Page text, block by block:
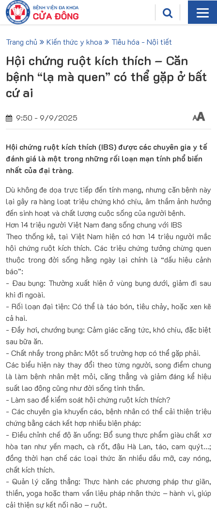
Trang chủ Kiến thức y khoa Tiêu hóa - Nội tiết
Hội chứng ruột kích thích – Căn
bệnh “lạ mà quen” có thể gặp ở bất
cứ ai
9:50 - 9/9/2025
Hội chứng ruột kích thích (IBS) được các chuyên gia y tế
đánh giá là một trong những rối loạn mạn tính phổ biến
nhất của đại tràng.
Dù không đe dọa trực tiếp đến tính mạng, nhưng căn bệnh này
lại gây ra hàng loạt triệu chứng khó chịu, âm thầm ảnh hưởng
đến sinh hoạt và chất lượng cuộc sống của người bệnh.
Hơn 14 triệu người Việt Nam đang sống chung với IBS
Theo thống kê, tại Việt Nam hiện có hơn 14 triệu người mắc
hội chứng ruột kích thích. Các triệu chứng tưởng chừng quen
thuộc trong đời sống hằng ngày lại chính là “dấu hiệu cảnh
báo”:
- Đau bụng: Thường xuất hiện ở vùng bụng dưới, giảm đi sau
khi đi ngoài.
- Rối loạn đại tiện: Có thể là táo bón, tiêu chảy, hoặc xen kẽ
cả hai.
- Đầy hơi, chướng bụng: Cảm giác căng tức, khó chịu, đặc biệt
sau bữa ăn.
- Chất nhầy trong phân: Một số trường hợp có thể gặp phải.
Các biểu hiện này thay đổi theo từng người, song điểm chung
là làm bệnh nhân mệt mỏi, căng thẳng và giảm đáng kể hiệu
suất lao động cũng như đời sống tinh thần.
- Làm sao để kiểm soát hội chứng ruột kích thích?
- Các chuyên gia khuyến cáo, bệnh nhân có thể cải thiện triệu
chứng bằng cách kết hợp nhiều biện pháp:
- Điều chỉnh chế độ ăn uống: Bổ sung thực phẩm giàu chất xơ
hòa tan như yến mạch, cà rốt, đậu Hà Lan, táo, cam quýt…;
đồng thời hạn chế các loại thức ăn nhiều dầu mỡ, cay nóng,
chất kích thích.
- Quản lý căng thẳng: Thực hành các phương pháp thư giãn,
thiền, yoga hoặc tham vấn liệu pháp nhận thức – hành vi, giúp
cải thiện sự kết nối não – ruột.